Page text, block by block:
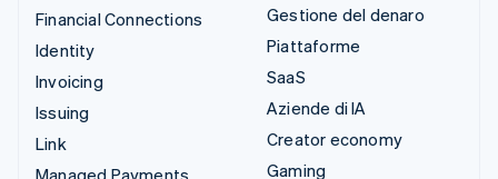
Financial Connections
Identity
Invoicing
Issuing
Link
Managed Payments
Gestione del denaro
Piattaforme
SaaS
Aziende di IA
Creator economy
Gaming